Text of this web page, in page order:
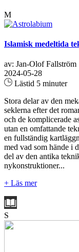
M
Islamisk medeltida
av: Jan-Olof Fallström
2024-05-28
Lästid 5 minuter
Stora delar av den
seklerna efter det
och de komplicerade
utan en omfattande
en fullständig
med vad som hände i
del av den antika
nykonstruktioner...
+ Läs mer
S